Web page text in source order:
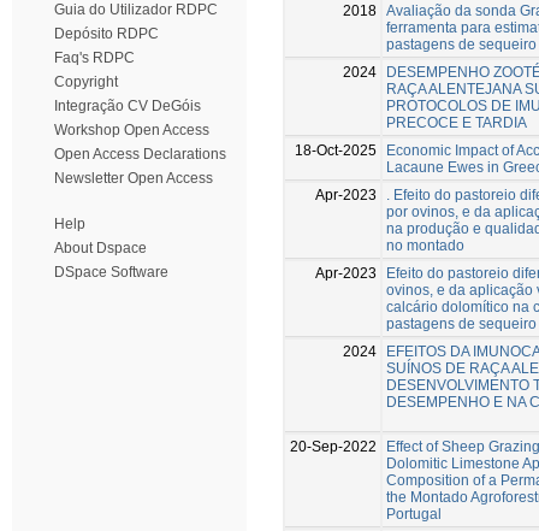
Guia do Utilizador RDPC
Depósito RDPC
Faq's RDPC
Copyright
Integração CV DeGóis
Workshop Open Access
Open Access Declarations
Newsletter Open Access
Help
About Dspace
DSpace Software
2018 Avaliação da sonda
ferramenta para
pastagens de
2024
DESEMPENHO
RAÇA ALENTEJANA
PROTOCOLOS DE
PRECOCE E TARDIA
18-Oct-2025
Economic Impact of
Lacaune Ewes in
Apr-2023
. Efeito do pastoreio
por ovinos, e da
na produção e
no montado
Apr-2023
Efeito do pastoreio
ovinos, e da aplicação
calcário dolomítico na
pastagens de
2024
EFEITOS DA
SUÍNOS DE RAÇA
DESENVOLVIMENTO
DESEMPENHO E NA
20-Sep-2022
Effect of Sheep
Dolomitic Limestone
Composition of a
the Montado
Portugal